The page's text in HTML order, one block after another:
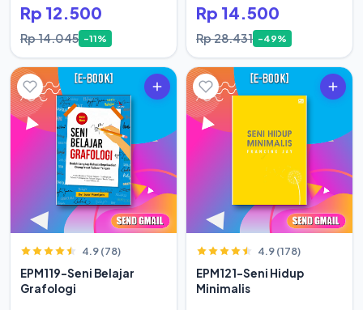
Rp 12.500
Rp 14.045 -11%
Rp 14.500
Rp 28.431 -49%
4.9 (78)
EPM119-Seni Belajar
Grafologi
4.9 (178)
EPM121-Seni Hidup
Minimalis